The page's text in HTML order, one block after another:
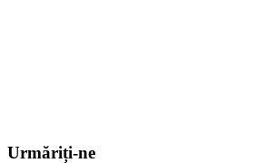
Urmăriți-ne